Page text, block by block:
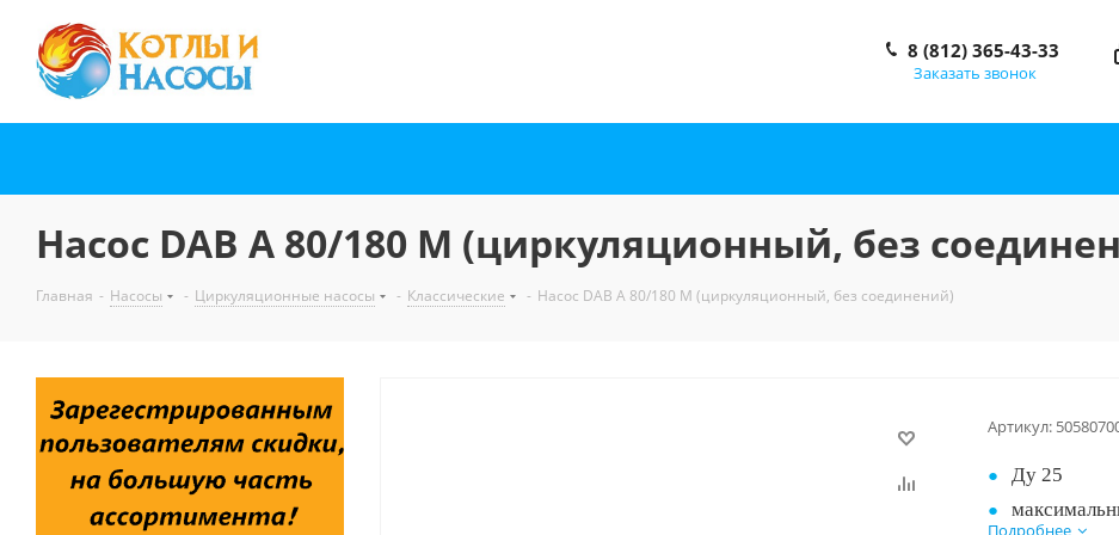
8 (812) 365-43-33
Заказать звонок
Насос DAB A 80/180 M (циркуляционный, без
Главная - Насосы - Циркуляционные насосы - Классические - Насос DAB A 80/180 M (циркуляционный, без соединений)
Артикул:
Ду 25
Подробнее